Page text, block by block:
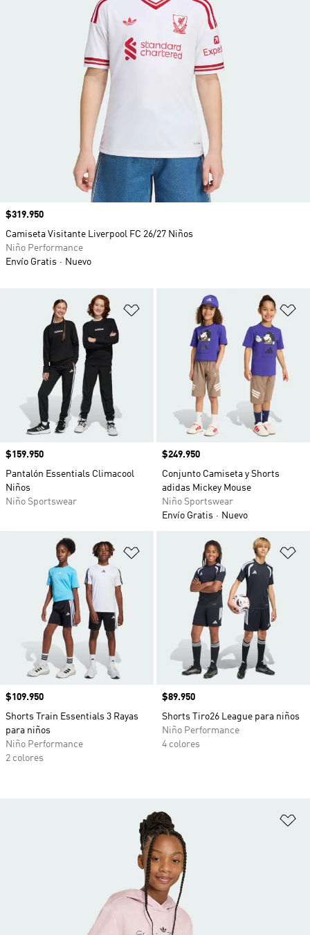
Añadir a la lista de deseos
Precio
$159.950
Pantalón Essentials Climacool
Niños
Niño Sportswear
Precio
$249.950
Conjunto Camiseta y Shorts
adidas Mickey Mouse
Niño Sportswear
Envío Gratis
Nuevo
Añadir a la lista de deseos
Precio
$109.950
Shorts Train Essentials 3 Rayas
para niños
Niño Performance
2 colores
Precio
$89.950
Shorts Tiro26 League para niños
Niño Performance
4 colores
Precio
$319.950
Camiseta Visitante Liverpool FC 26/27 Niños
Niño Performance
Envío Gratis
Nuevo